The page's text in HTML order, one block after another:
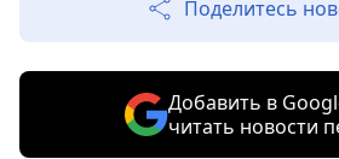
Поделитесь
Добавить в
читать новости